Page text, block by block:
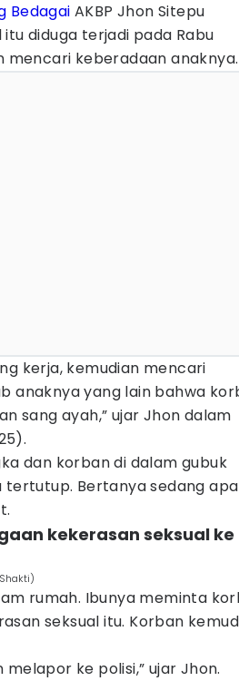
Bedagai AKBP Jhon Sitepu
diduga terjadi pada Rabu
mencari keberadaan anaknya.
kerja, kemudian mencari
anaknya yang lain bahwa
sang ayah,” ujar Jhon dalam
dan korban di dalam gubuk
Bertanya sedang apa
kekerasan seksual ke
rumah. Ibunya meminta
seksual itu. Korban
ke polisi,” ujar Jhon.